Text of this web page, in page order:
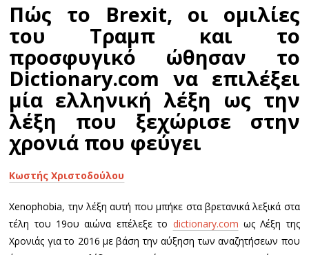
1
/
2
0
1
6
Πώς το Brexit, οι ομιλίες
του Τραμπ και το
προσφυγικό ώθησαν το
Dictionary.com να επιλέξει
μία ελληνική λέξη ως την
λέξη που ξεχώρισε στην
χρονιά που φεύγει
Κωστής Χριστοδούλου
Xenophobia, την λέξη αυτή που μπήκε στα βρετανικά λεξικά στα
τέλη του 19ου αιώνα επέλεξε το dictionary.com ως Λέξη της
Χρονιάς για το 2016 με βάση την αύξηση των αναζητήσεων που